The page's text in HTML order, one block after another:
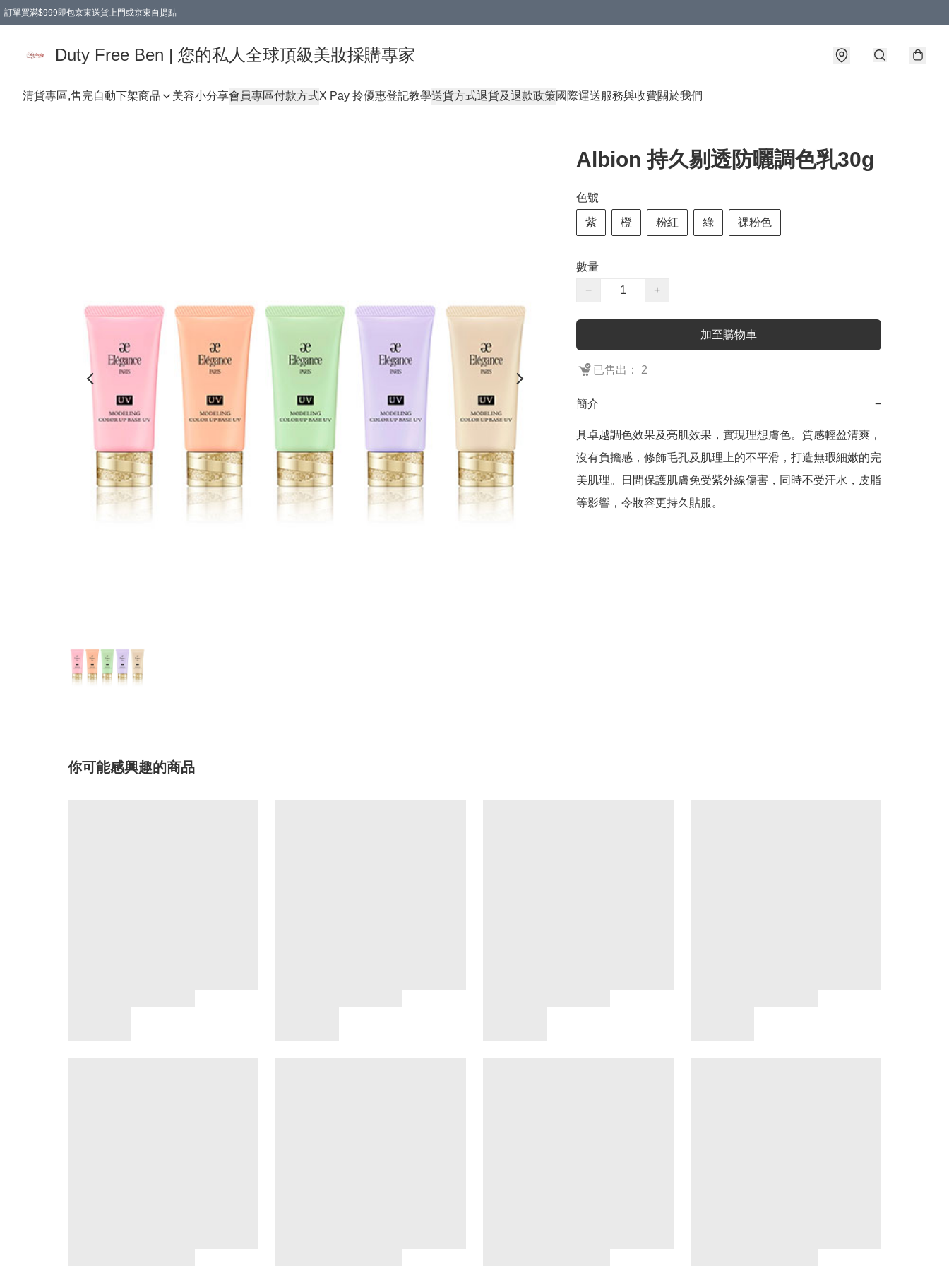
訂單買滿$999即包京東送貨上門或京東自提點
Duty Free Ben | 您的私人全球頂級美妝採購專家
清貨專區,售完自動下架商品 美容小分享會員專區付款方式X Pay 拎優惠登記教學送貨方式退貨及退款政策國際運送服務與收費關於我們
Albion 持久剔透防曬調色乳30g
色號
紫 橙 粉紅 綠 祼粉色
數量
−
+
加至購物車
已售出： 2
簡介 −
具卓越調色效果及亮肌效果，實現理想膚色。質感輕盈清爽，
沒有負擔感，修飾毛孔及肌理上的不平滑，打造無瑕細嫩的完
美肌理。日間保護肌膚免受紫外線傷害，同時不受汗水，皮脂
等影響，令妝容更持久貼服。
你可能感興趣的商品